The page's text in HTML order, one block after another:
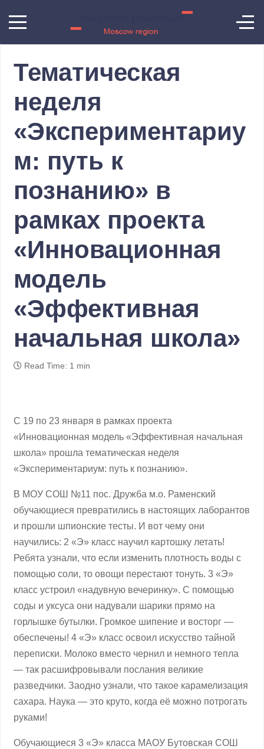
Тематическая
неделя
«Экспериментариу
м: путь к
познанию» в
рамках проекта
«Инновационная
модель
«Эффективная
начальная школа»
Read Time: 1 min
С 19 по 23 января в рамках проекта
«Инновационная модель «Эффективная начальная
школа» прошла тематическая неделя
«Экспериментариум: путь к познанию».
В МОУ СОШ №11 пос. Дружба м.о. Раменский
обучающиеся превратились в настоящих лаборантов
и прошли шпионские тесты. И вот чему они
научились: 2 «Э» класс научил картошку летать!
Ребята узнали, что если изменить плотность воды с
помощью соли, то овощи перестают тонуть. 3 «Э»
класс устроил «надувную вечеринку». С помощью
соды и уксуса они надували шарики прямо на
горлышке бутылки. Громкое шипение и восторг —
обеспечены! 4 «Э» класс освоил искусство тайной
переписки. Молоко вместо чернил и немного тепла
— так расшифровывали послания великие
разведчики. Заодно узнали, что такое карамелизация
сахара. Наука — это круто, когда её можно потрогать
руками!
Обучающиеся 3 «Э» класса МАОУ Бутовская СОШ